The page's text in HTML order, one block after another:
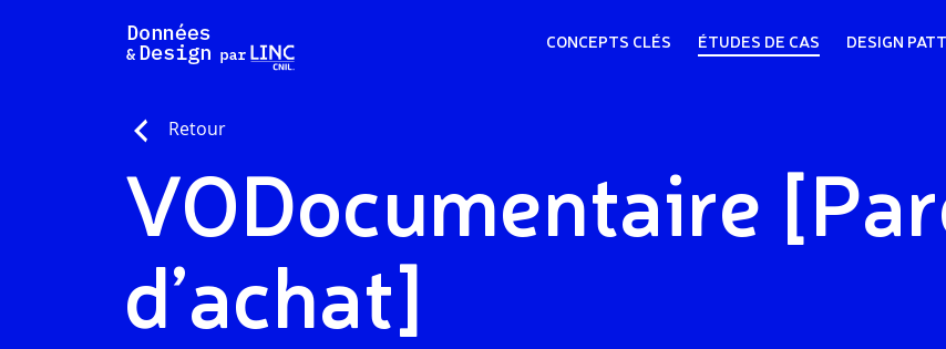
CONCEPTS CLÉS ÉTUDES DE CAS DESIGN
Retour
VODocumentaire
d’achat]